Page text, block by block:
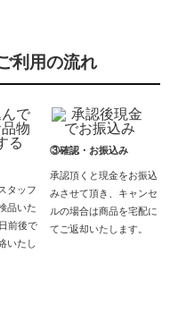
利用の流れ
タッフ
品いた
前後で
いたし
③確認・お振込み
承認頂くと現金をお振込
みさせて頂き、キャンセ
ルの場合は商品を宅配に
てご返却いたします。